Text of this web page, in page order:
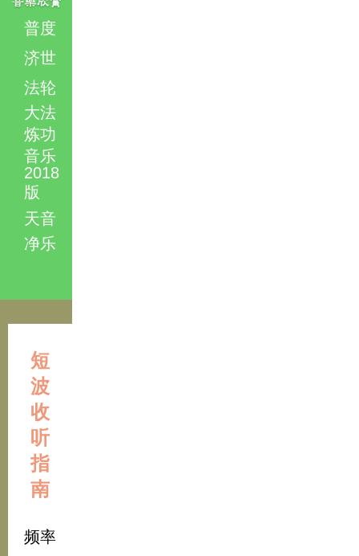
普度
济世
法轮
大法
炼功
音乐
2018
版
天音
净乐
短
波
收
听
指
南
频率